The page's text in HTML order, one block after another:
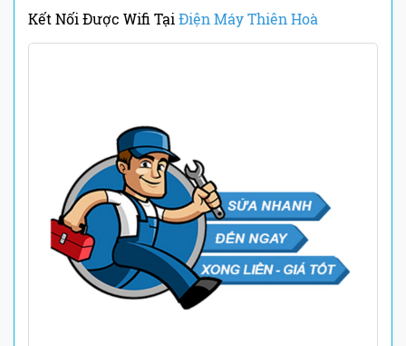
Kết Nối Được Wifi Tại Điện Máy Thiên Hoà